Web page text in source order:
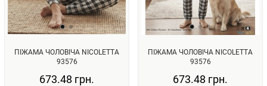
ПІЖАМА ЧОЛОВІЧА NICOLETTA
93576
673.48 грн.
ПІЖАМА ЧОЛОВІЧА NICOLETTA
93576
673.48 грн.